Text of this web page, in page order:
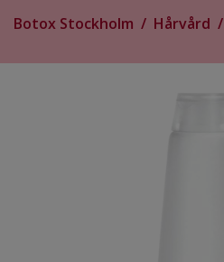
Botox Stockholm Hårvård